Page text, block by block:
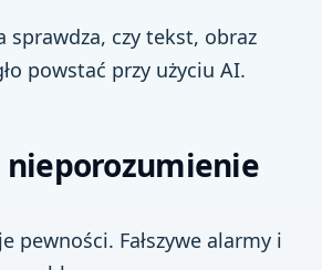
sprawdza, czy tekst, obraz
powstać przy użyciu AI.
nieporozumienie
pewności. Fałszywe alarmy i